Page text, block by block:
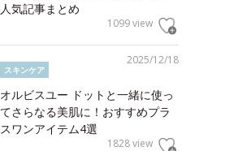
人気記事まとめ
1099 view
2025/12/18
スキンケア
オルビスユー ドットと一緒に使っ
てさらなる美肌に！おすすめプラ
スワンアイテム4選
1828 view